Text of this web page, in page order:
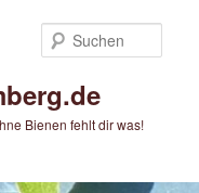
Bienen fehlt dir was!